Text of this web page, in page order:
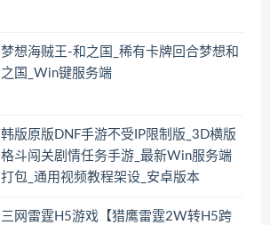
梦想海贼王-和之国_稀有卡牌回合梦想和
之国_Win键服务端
韩版原版DNF手游不受IP限制版_3D横版
格斗闯关剧情任务手游_最新Win服务端
打包_通用视频教程架设_安卓版本
三网雷霆H5游戏【猎鹰雷霆2W转H5跨